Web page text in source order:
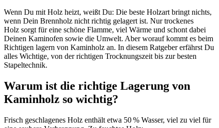
Wenn Du mit Holz heizt, weißt Du: Die beste Holzart bringt nichts,
wenn Dein Brennholz nicht richtig gelagert ist. Nur trockenes
Holz sorgt für eine schöne Flamme, viel Wärme und schont dabei
Deinen Kaminofen sowie die Umwelt. Aber worauf kommt es beim
Richtigen lagern von Kaminholz an. In diesem Ratgeber erfährst Du
alles Wichtige, von der richtigen Trocknungszeit bis zur besten
Stapeltechnik.
Warum ist die richtige Lagerung von
Kaminholz so wichtig?
Frisch geschlagenes Holz enthält etwa 50 % Wasser, viel zu viel für